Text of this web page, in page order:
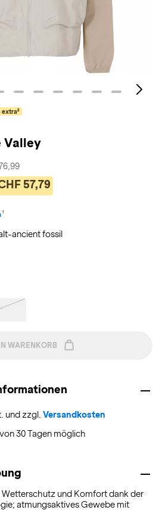
extra²
Valley
57,79
1
ancient fossil
WARENKORB
und zzgl. Versandkosten
30 Tagen möglich
und Komfort dank der
atmungsaktives Gewebe mit